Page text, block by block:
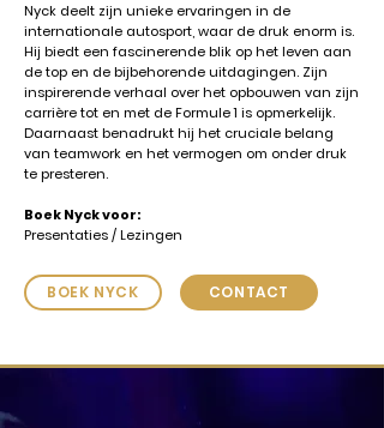
Nyck deelt zijn unieke ervaringen in de
internationale autosport, waar de druk enorm is.
Hij biedt een fascinerende blik op het leven aan
de top en de bijbehorende uitdagingen. Zijn
inspirerende verhaal over het opbouwen van zijn
carrière tot en met de Formule 1 is opmerkelijk.
Daarnaast benadrukt hij het cruciale belang
van teamwork en het vermogen om onder druk
te presteren.
Boek Nyck voor:
Presentaties / Lezingen
BOEK NYCK CONTACT